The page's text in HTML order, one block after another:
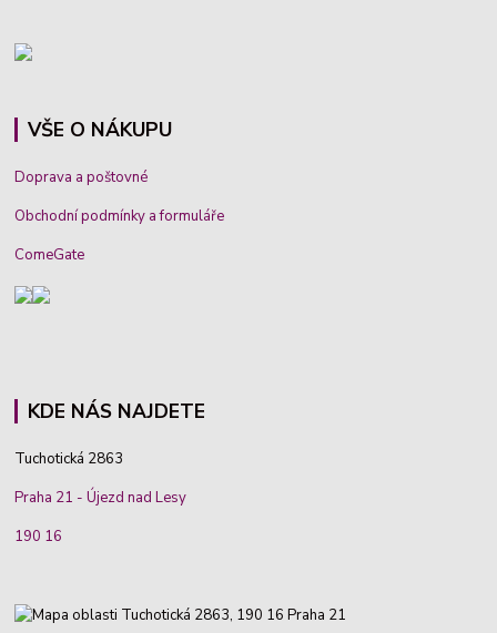
VŠE O NÁKUPU
Doprava a poštovné
Obchodní podmínky a formuláře
ComeGate
KDE NÁS NAJDETE
Tuchotická 2863
Praha 21 - Újezd nad Lesy
190 16